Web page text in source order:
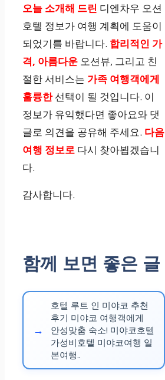
가족, 가성비 중
시 여행객
무엉 탄 디엔 차
우 호텔
공항 이동 서비
스, 다양한 편의
가족, 비즈니스
Binh Minh Di
enChau Hotel
오늘 소개해 드린 디엔차우 오션
호텔 정보가 여행 계획에 도움이
되었기를 바랍니다. 합리적인 가
격, 아름다운 오션뷰, 그리고 친
절한 서비스는 가족 여행객에게
훌륭한선택이 될 것입니다. 이
정보가 유익했다면 좋아요와 댓
글로 의견을 공유해 주세요. 다음
여행 정보로 다시 찾아뵙겠습니
다.
감사합니다.
함께 보면 좋은 글
호텔 루트 인 미야코 추천
후기 미야코 여행객에게
안성맞춤 숙소! 미야코호텔
가성비호텔 미야코여행 일
본여행..